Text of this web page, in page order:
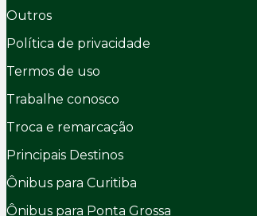
Outros
Política de privacidade
Termos de uso
Trabalhe conosco
Troca e remarcação
Principais Destinos
Ônibus para Curitiba
Ônibus para Ponta Grossa